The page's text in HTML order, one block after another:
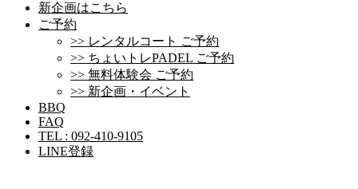
新企画はこちら
ご予約
>> レンタルコート ご予約
>> ちょいトレPADEL ご予約
>> 無料体験会 ご予約
>> 新企画・イベント
BBQ
FAQ
TEL : 092-410-9105
LINE登録